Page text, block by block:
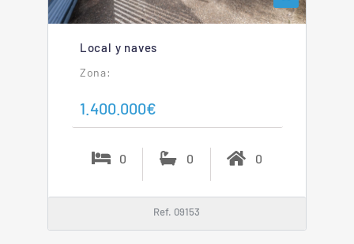
Local y naves
1.400.000€
0 0 0
Ref. 09153